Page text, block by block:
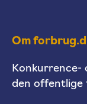
Om
Konkurrence-
den offentlige